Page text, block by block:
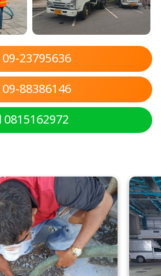
09-23795636
09-88386146
0815162972